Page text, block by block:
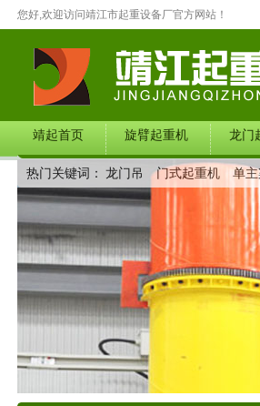
您好,欢迎访问靖江市起重设备厂官方网站！
靖起首页 旋臂起重机 龙门
在线留言 联系我们 产品中
热门关键词： 龙门吊 门式起重机 单